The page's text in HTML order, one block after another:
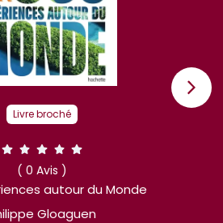
Livre broché
( 0 Avis )
L'Europe à vélo
Philippe Gloaguen